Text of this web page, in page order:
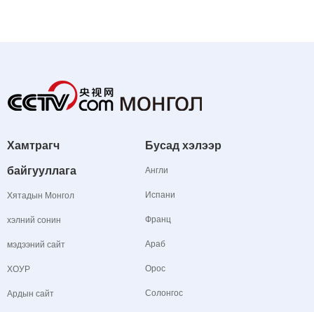
Хамтрагч
байгууллага
Хятадын Монгол
хэлний сонин
мэдээний сайт
ХОУР
Ардын сайт
Бусад хэлээр
Англи
Испани
Франц
Араб
Орос
Солонгос